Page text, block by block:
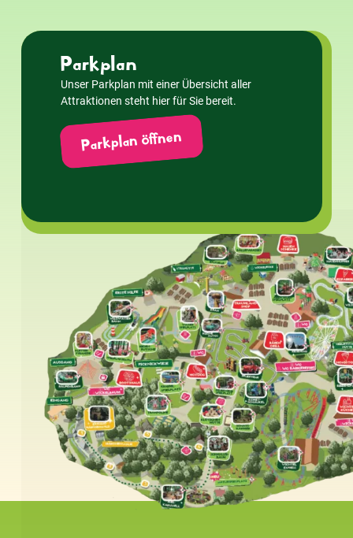
Parkplan
Unser Parkplan mit einer Übersicht aller
Attraktionen steht hier für Sie bereit.
Parkplan öffnen